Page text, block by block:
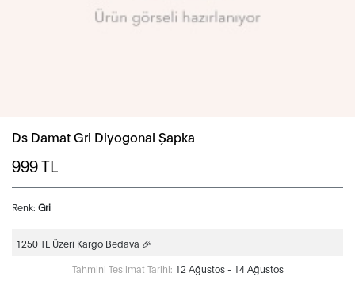
Ds Damat Gri Diyogonal Şapka
999TL
Renk: Gri
1250 TL Üzeri Kargo Bedava 🎉
Tahmini Teslimat Tarihi: 12 Ağustos - 14 Ağustos